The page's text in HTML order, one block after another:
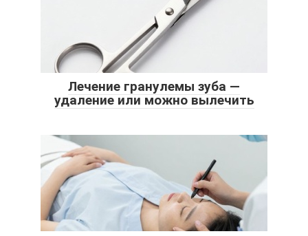
Лечение гранулемы зуба —
удаление или можно вылечить